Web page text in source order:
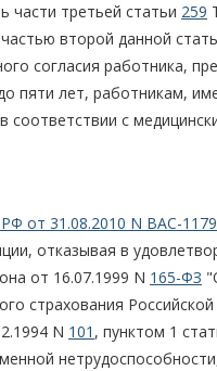
части третьей статьи 259
второй данной
согласия работника,
пяти лет, работникам,
соответствии с
от 31.08.2010 N ВАС-
отказывая в
от 16.07.1999 N 165-ФЗ
страхования
N 101 , пунктом 1